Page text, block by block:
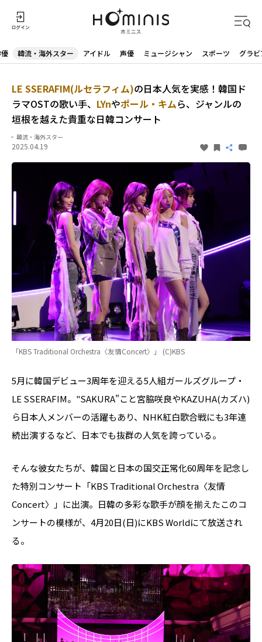
韓流・海外スター アイドル 声優 ミュージシャン スポーツ グラビ
LE SSERAFIM(ルセラフィム)の日本人気を実感！韓国ド
ラマOSTの歌い手、 LYnやポール・キムら、ジャンルの
垣根を越えた貴重な日韓コンサート
韓流・海外スター
2025.04.19
「KBS Traditional Orchestra〈友情Concert〉」 (C)KBS
5月に韓国デビュー3周年を迎える5人組ガールズグループ・
LE SSERAFIM。"SAKURA"こと宮脇咲良やKAZUHA(カズハ)
ら日本人メンバーの活躍もあり、NHK紅白歌合戦にも3年連
続出演するなど、日本でも抜群の人気を誇っている。
そんな彼女たちが、韓国と日本の国交正常化60周年を記念し
た特別コンサート「KBS Traditional Orchestra〈友情
Concert〉」に出演。日韓の多彩な歌手が顔を揃えたこのコ
ンサートの模様が、4月20日(日)にKBS Worldにて放送され
る。